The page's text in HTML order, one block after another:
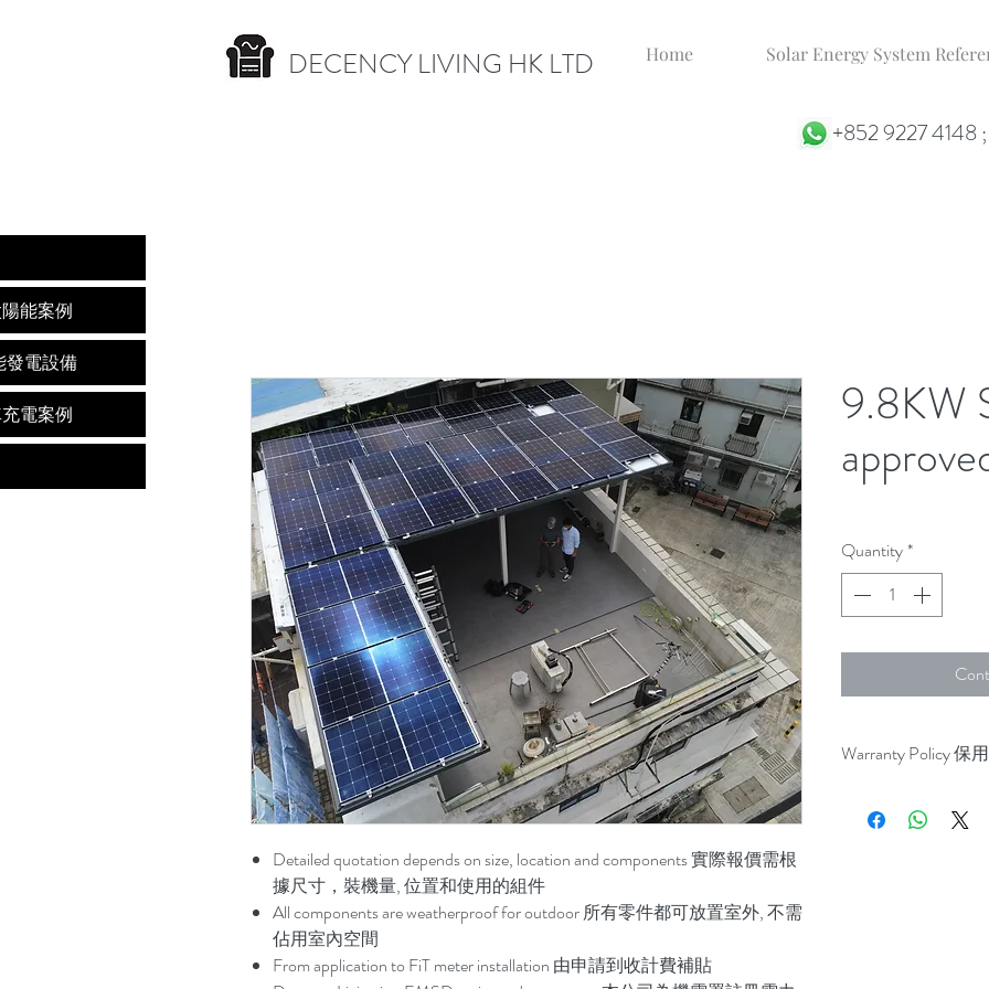
DECENCY LIVING HK LTD Home Solar Energy System
+852 9227 4148 ;
Detailed quotation depends on size, location and components 實際報價需根
據尺寸，裝機量, 位置和使用的組件
All components are weatherproof for outdoor 所有零件都可放置室外, 不需
佔用室內空間
From application to FiT meter installation 由申請到收計費補貼
9.8KW
Quantity*
Warranty Policy 保
太陽能發電板: LG
陽能案例
發電設備
充電案例